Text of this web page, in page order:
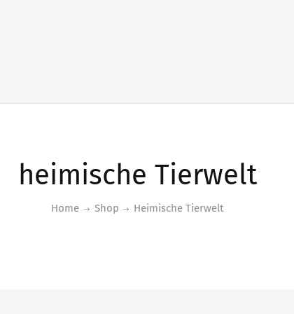
heimische Tierwelt
Home Shop Heimische Tierwelt